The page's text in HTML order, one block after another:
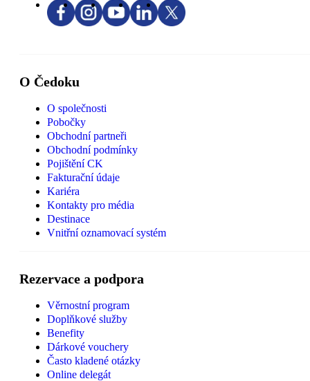
O Čedoku
O společnosti
Pobočky
Obchodní partneři
Obchodní podmínky
Pojištění CK
Fakturační údaje
Kariéra
Kontakty pro média
Destinace
Vnitřní oznamovací systém
Rezervace a podpora
Věrnostní program
Doplňkové služby
Benefity
Dárkové vouchery
Často kladené otázky
Online delegát